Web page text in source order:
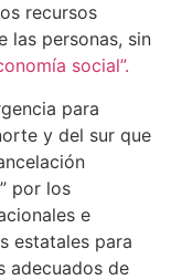
recursos
las personas, sin
social”.
para
y del sur que
por los
e
estatales para
adecuados de